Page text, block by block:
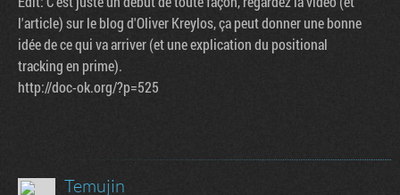
l'article) sur le blog d'Oliver Kreylos, ça peut donner une bonne
idée de ce qui va arriver (et une explication du positional
tracking en prime).
http://doc-ok.org/?p=525
Temujin